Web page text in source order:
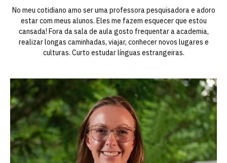
No meu cotidiano amo ser uma professora pesquisadora e adoro
estar com meus alunos. Eles me fazem esquecer que estou
cansada! Fora da sala de aula gosto frequentar a academia,
realizar longas caminhadas, viajar, conhecer novos lugares e
culturas. Curto estudar línguas estrangeiras.